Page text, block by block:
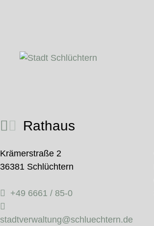
Rathaus
Krämerstraße 2
36381 Schlüchtern
+49 6661 / 85-0
stadtverwaltung@schluechtern.de